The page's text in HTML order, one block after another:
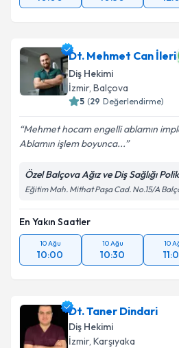
Dt. Mehmet Can İleri
Diş Hekimi
İzmir, Balçova
5 (29 Değerlendirme)
Mehmet hocam engelli ablamın
Ablamın işlem boyunca...
Özel Balçova Ağız ve Diş Sağlığı
Eğitim Mah. Mithat Paşa Cad. No.15/A
En Yakın Saatler
10 Ağu
10:00
10 Ağu
10:30
10
Dt. Taner Dindari
Diş Hekimi
İzmir, Karşıyaka